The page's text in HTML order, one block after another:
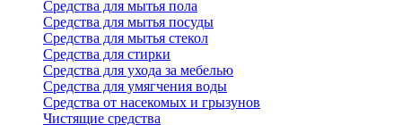
Средства для мытья пола
Средства для мытья посуды
Средства для мытья стекол
Средства для стирки
Средства для ухода за мебелью
Средства для умягчения воды
Средства от насекомых и грызунов
Чистящие средства